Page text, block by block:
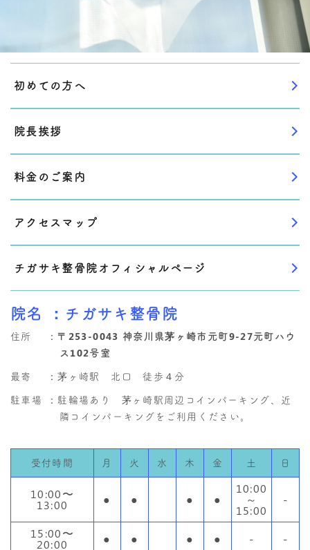
初めての方へ
院長挨拶
料金のご案内
アクセスマップ
チガサキ整骨院オフィシャルページ
院名 ：チガサキ整骨院
住所 ： 〒253-0043 神奈川県茅ヶ崎市元町9-27元町ハウ
ス102号室
最寄
：茅ヶ崎駅 北口 徒歩４分
駐車場
：駐輪場あり 茅ヶ崎駅周辺コインパーキング、近
隣コインパーキングをご利用ください。
受付時間 月 火 水 木 金 土 日
10:00〜
13:00 ● ● ● ●
10:00
～
15:00
-
15:00〜
20:00 ● ● ● ● - -